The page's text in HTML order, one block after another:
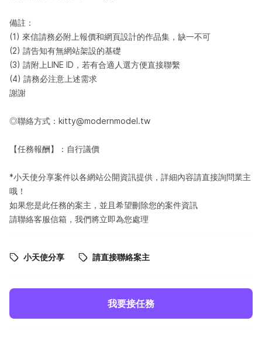
備註：
(1) 來信請務必附上報價和網頁設計的作品集，缺一不可
(2) 請告知有無網站架設的基礎
(3) 請附上LINE ID，若有合適人選方便直接聯繫
(4) 請務必注意上述需求
謝謝
◎聯絡方式：kitty@modernmodel.tw
【任務報酬】：自行議價
*小天使分享案件以各網站公開資訊提供，詳細內容請直接詢問業主
哦！
如果您是此任務的案主，並且希望刪除您的案件資訊
請聯絡客服信箱，我們將立即為您處理
小天使分享 請直接聯絡案主
我要接任務